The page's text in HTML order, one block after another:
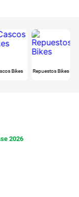
Bikes Repuestos Bikes
2026